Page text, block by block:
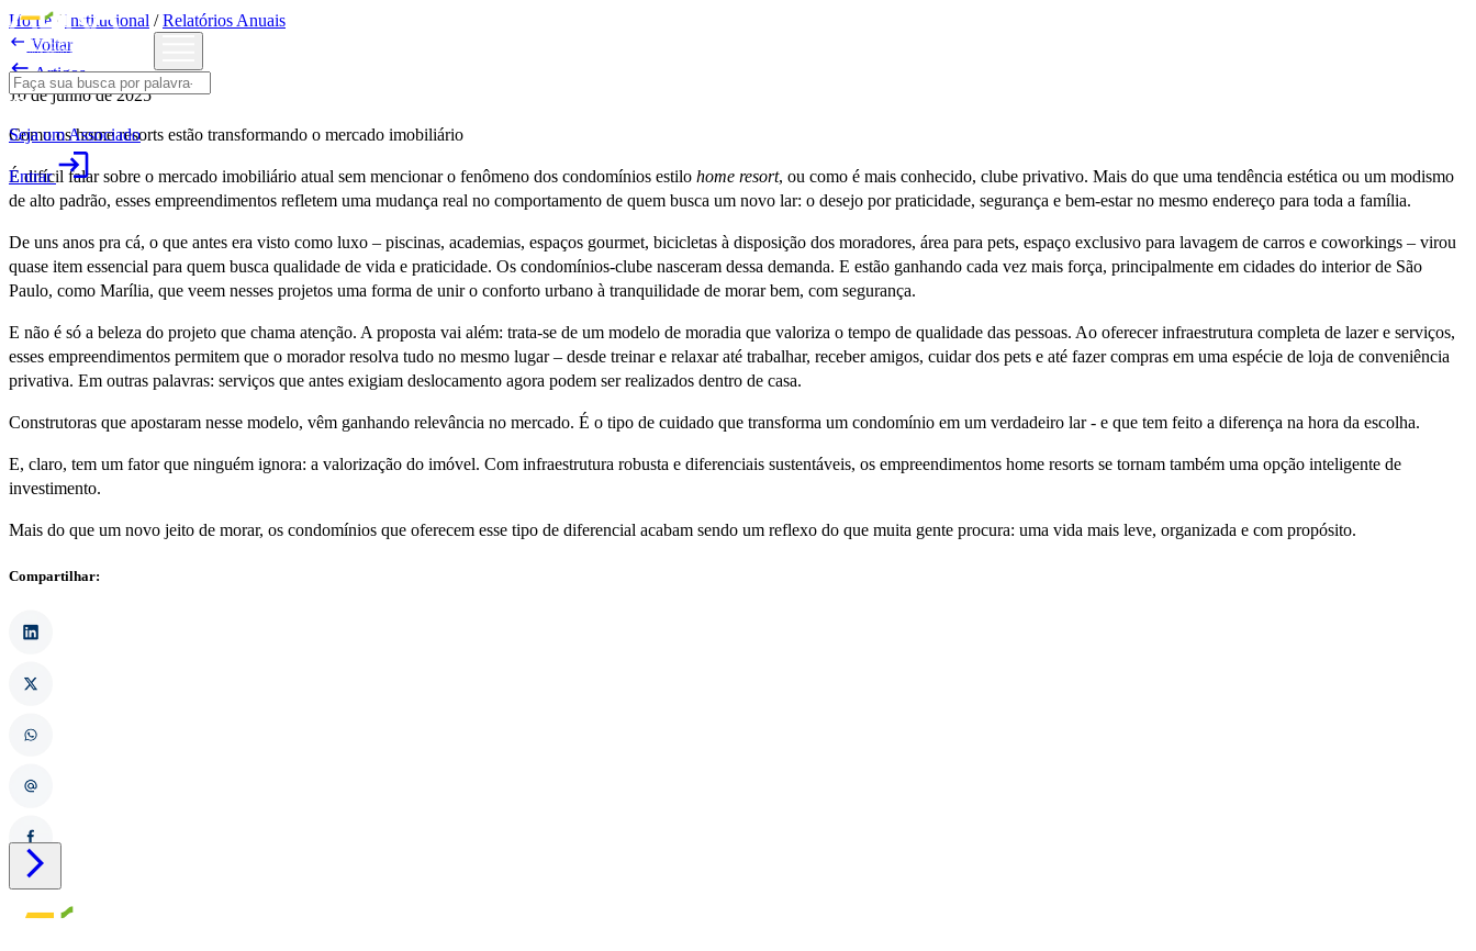
Seja um Associado
Entrarlogin
Home/Institucional /Relatórios Anuais
 Voltar
Artigos
10 de junho de 2025
Como os home resorts estão transformando o mercado imobiliário
É difícil falar sobre o mercado imobiliário atual sem mencionar o fenômeno dos condomínios estilo home resort, ou como é mais conhecido, clube privativo. Mais do que uma tendência estética ou um modismo
de alto padrão, esses empreendimentos refletem uma mudança real no comportamento de quem busca um novo lar: o desejo por praticidade, segurança e bem-estar no mesmo endereço para toda a família.
De uns anos pra cá, o que antes era visto como luxo – piscinas, academias, espaços gourmet, bicicletas à disposição dos moradores, área para pets, espaço exclusivo para lavagem de carros e coworkings – virou
quase item essencial para quem busca qualidade de vida e praticidade. Os condomínios-clube nasceram dessa demanda. E estão ganhando cada vez mais força, principalmente em cidades do interior de São
Paulo, como Marília, que veem nesses projetos uma forma de unir o conforto urbano à tranquilidade de morar bem, com segurança.
E não é só a beleza do projeto que chama atenção. A proposta vai além: trata-se de um modelo de moradia que valoriza o tempo de qualidade das pessoas. Ao oferecer infraestrutura completa de lazer e serviços,
esses empreendimentos permitem que o morador resolva tudo no mesmo lugar – desde treinar e relaxar até trabalhar, receber amigos, cuidar dos pets e até fazer compras em uma espécie de loja de conveniência
privativa. Em outras palavras: serviços que antes exigiam deslocamento agora podem ser realizados dentro de casa.
Construtoras que apostaram nesse modelo, vêm ganhando relevância no mercado. É o tipo de cuidado que transforma um condomínio em um verdadeiro lar - e que tem feito a diferença na hora da escolha.
E, claro, tem um fator que ninguém ignora: a valorização do imóvel. Com infraestrutura robusta e diferenciais sustentáveis, os empreendimentos home resorts se tornam também uma opção inteligente de
investimento.
Mais do que um novo jeito de morar, os condomínios que oferecem esse tipo de diferencial acabam sendo um reflexo do que muita gente procura: uma vida mais leve, organizada e com propósito.
Compartilhar:
